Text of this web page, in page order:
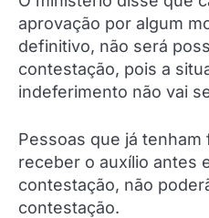
aprovação por algum
definitivo, não será
contestação, pois a
indeferimento não vai
Pessoas que já
receber o auxílio antes
contestação, não
contestação.